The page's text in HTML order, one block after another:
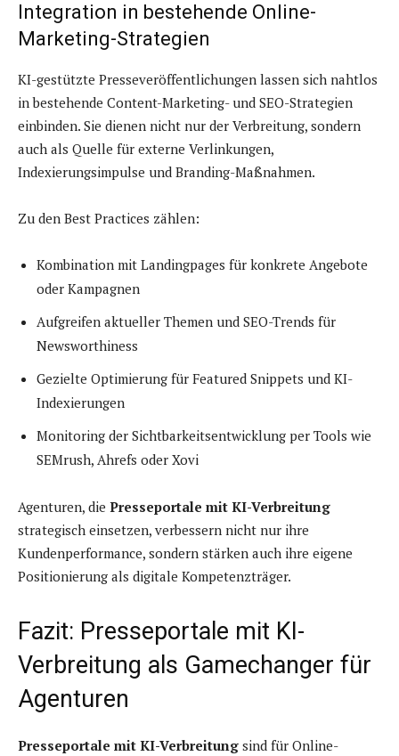
Integration in bestehende Online-
Marketing-Strategien
KI-gestützte Presseveröffentlichungen lassen sich nahtlos
in bestehende Content-Marketing- und SEO-Strategien
einbinden. Sie dienen nicht nur der Verbreitung, sondern
auch als Quelle für externe Verlinkungen,
Indexierungsimpulse und Branding-Maßnahmen.
Zu den Best Practices zählen:
Kombination mit Landingpages für konkrete Angebote
oder Kampagnen
Aufgreifen aktueller Themen und SEO-Trends für
Newsworthiness
Gezielte Optimierung für Featured Snippets und KI-
Indexierungen
Monitoring der Sichtbarkeitsentwicklung per Tools wie
SEMrush, Ahrefs oder Xovi
Agenturen, die Presseportale mit KI-Verbreitung
strategisch einsetzen, verbessern nicht nur ihre
Kundenperformance, sondern stärken auch ihre eigene
Positionierung als digitale Kompetenzträger.
Fazit: Presseportale mit KI-
Verbreitung als Gamechanger für
Agenturen
Presseportale mit KI-Verbreitung sind für Online-